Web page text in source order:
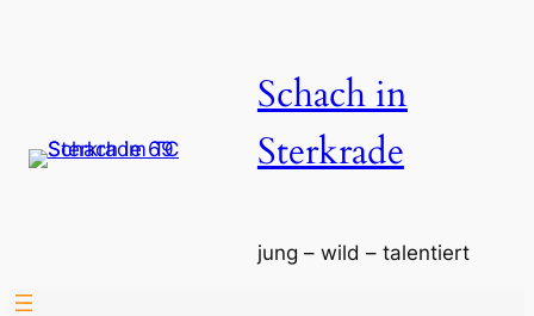
Schach in
Sterkrade
jung – wild – talentiert